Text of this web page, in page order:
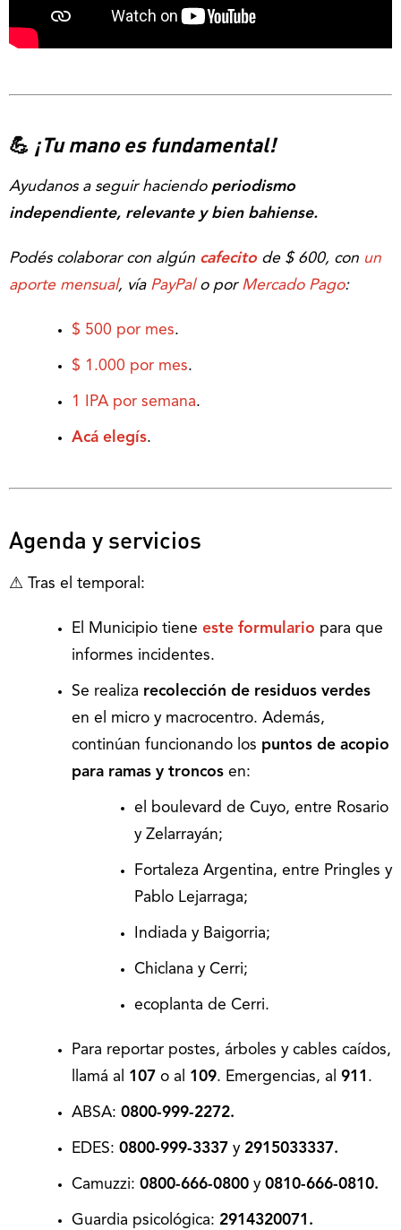
💪 ¡Tu mano es fundamental!
Ayudanos a seguir haciendo periodismo
independiente, relevante y bien bahiense.
Podés colaborar con algún cafecito de $ 600, con un
aporte mensual, víaPayPalo porMercado Pago:
$ 500 por mes.
$ 1.000 por mes.
1 IPA por semana.
Acá elegís.
Agenda y servicios
⚠ Tras el temporal:
El Municipio tiene este formulario para que
informes incidentes.
Se realiza recolección de residuos verdes
en el micro y macrocentro. Además,
continúan funcionando los puntos de acopio
para ramas y troncos en:
el boulevard de Cuyo, entre Rosario
y Zelarrayán;
Fortaleza Argentina, entre Pringles y
Pablo Lejarraga;
Indiada y Baigorria;
Chiclana y Cerri;
ecoplanta de Cerri.
Para reportar postes, árboles y cables caídos,
llamá al 107 o al 109. Emergencias, al 911 .
ABSA: 0800-999-2272.
EDES: 0800-999-3337 y 2915033337.
Camuzzi: 0800-666-0800 y 0810-666-0810.
Guardia psicológica: 2914320071.